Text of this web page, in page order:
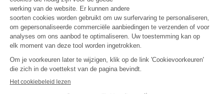
reclame en promotie van tabaksproducten, enz.
Deze studie leidt tot een ranglijst van Europese
landen en geeft de veranderingen weer die in elk
land in de loop der jaren zijn doorgevoerd.
Eerste Belgische enquête over jongeren en
vapen (2023)